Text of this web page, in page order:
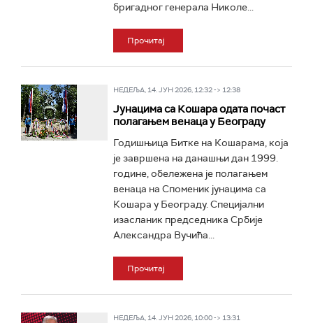
бригадног генерала Николе...
Прочитај
НЕДЕЉА, 14. ЈУН 2026, 12:32 -> 12:38
Јунацима са Кошара одата почаст
полагањем венаца у Београду
Годишњица Битке на Кошарама, која
је завршена на данашњи дан 1999.
године, обележена је полагањем
венаца на Споменик јунацима са
Кошара у Београду. Специјални
изасланик председника Србије
Александра Вучића...
Прочитај
НЕДЕЉА, 14. ЈУН 2026, 10:00 -> 13:31